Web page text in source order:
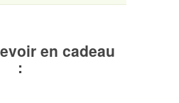
en cadeau
: